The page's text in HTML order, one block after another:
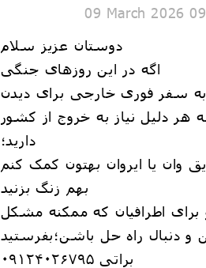
09 March 2026
دوستان عزیز سلام
اگه در این روزهای جنگی
سفر فوری خارجی برای دیدن
به هر دلیل نیاز به خروج از کشور
دارید؛
وان یا ایروان بهتون کمک کنم
بهم زنگ بزنید
برای اطرافیان که ممکنه مشکل
و دنبال راه حل باشن؛بفرستید
براتی ٠٩١٢۴٠٢۶٧٩۵